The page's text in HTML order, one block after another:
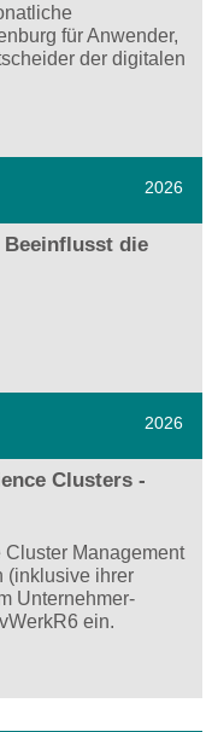
für Anwender,
der digitalen
2026
Beeinflusst die
2026
Clusters -
Management
(inklusive ihrer
Unternehmer-
ein.